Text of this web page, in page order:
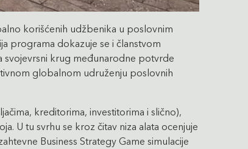
korišćenih udžbenika u poslovnim
programa dokazuje se i članstvom
svojevrsni krug međunarodne potvrde
globalnom udruženju poslovnih
kreditorima, investitorima i slično),
U tu svrhu se kroz čitav niza alata ocenjuje
Business Strategy Game simulacije